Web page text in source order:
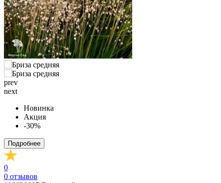
prev
next
Новинка
Акция
-30%
Подробнее
0
0 отзывов